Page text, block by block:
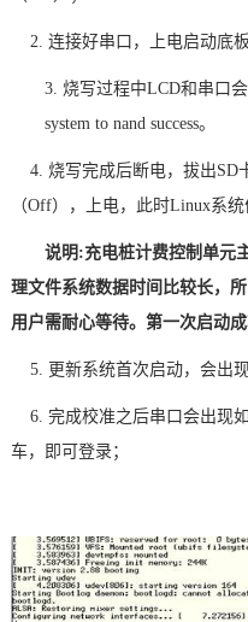
2. 连接好串口，上电启动底板
3. 烧写过程中LCD和串口
system to nand success。
4. 烧写完成后断电，拔出SD
（Off），上电，此时Linux系统
说明:充电桩计费控制单元
理文件系统数据时间比较长，
用户需耐心等待。第一次启动
5. 更新系统首次启动，会出
6. 完成校准之后串口会出现
车，即可登录；